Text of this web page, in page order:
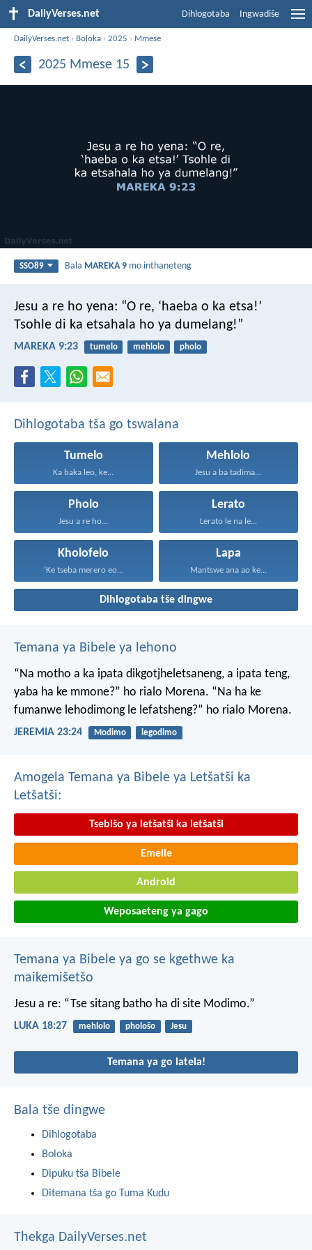
DailyVerses.net Dihlogotaba Ingwadiše
DailyVerses.net › Boloka ›2025 › Mmese
2025 Mmese 15
SSO89 Bala MAREKA 9 mo inthaneteng
Jesu a re ho yena: “O re, ‘haeba o ka etsa!’
Tsohle di ka etsahala ho ya dumelang!”
MAREKA 9:23 tumelo mehlolo pholo
Dihlogotaba tša go tswalana
Tumelo
Ka baka leo, ke...
Mehlolo
Jesu a ba tadima...
Pholo
Jesu a re ho...
Lerato
Lerato le na le...
Kholofelo
‘Ke tseba merero eo...
Lapa
Mantswe ana ao ke...
Dihlogotaba tše dingwe
Temana ya Bibele ya lehono
“Na motho a ka ipata dikgotjheletsaneng, a ipata teng,
yaba ha ke mmone?” ho rialo Morena. “Na ha ke
fumanwe lehodimong le lefatsheng?” ho rialo Morena.
JEREMIA 23:24 Modimo legodimo
Amogela Temana ya Bibele ya Letšatši ka
Letšatši:
Tsebišo ya letšatši ka letšatši
Emeile
Android
Weposaeteng ya gago
Temana ya Bibele ya go se kgethwe ka
maikemišetšo
Jesu a re: “Tse sitang batho ha di site Modimo.”
LUKA 18:27 mehlolo phološo Jesu
Temana ya go latela!
Bala tše dingwe
Dihlogotaba
Boloka
Dipuku tša Bibele
Ditemana tša go Tuma Kudu
Thekga DailyVerses.net